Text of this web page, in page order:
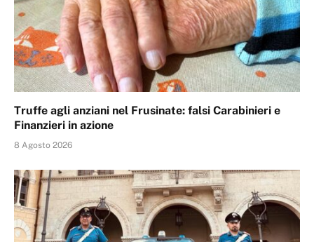
Truffe agli anziani nel Frusinate: falsi Carabinieri e
Finanzieri in azione
8 Agosto 2026